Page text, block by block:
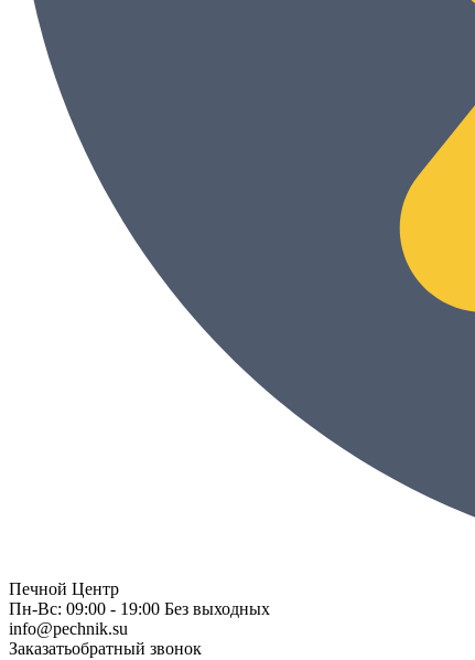
Печной Центр
Пн-Вс: 09:00 - 19:00 Без выходных
info@pechnik.su
Заказатьобратный звонок